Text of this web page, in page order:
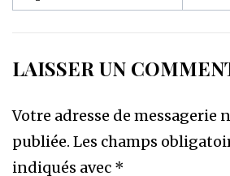
LAISSER UN
Votre adresse de messagerie
publiée. Les champs
indiqués avec *